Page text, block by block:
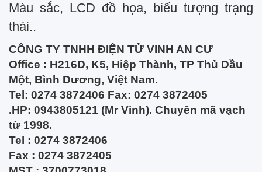
Màu sắc, LCD đồ họa, biểu tượng trạng
thái..
CÔNG TY TNHH ĐIỆN TỬ VINH AN CƯ
Office : H216D, K5, Hiệp Thành, TP Thủ Dầu
Một, Bình Dương, Việt Nam.
Tel: 0274 3872406 Fax: 0274 3872405
.HP: 0943805121 (Mr Vinh). Chuyên mã vạch
từ 1998.
Tel : 0274 3872406
Fax : 0274 3872405